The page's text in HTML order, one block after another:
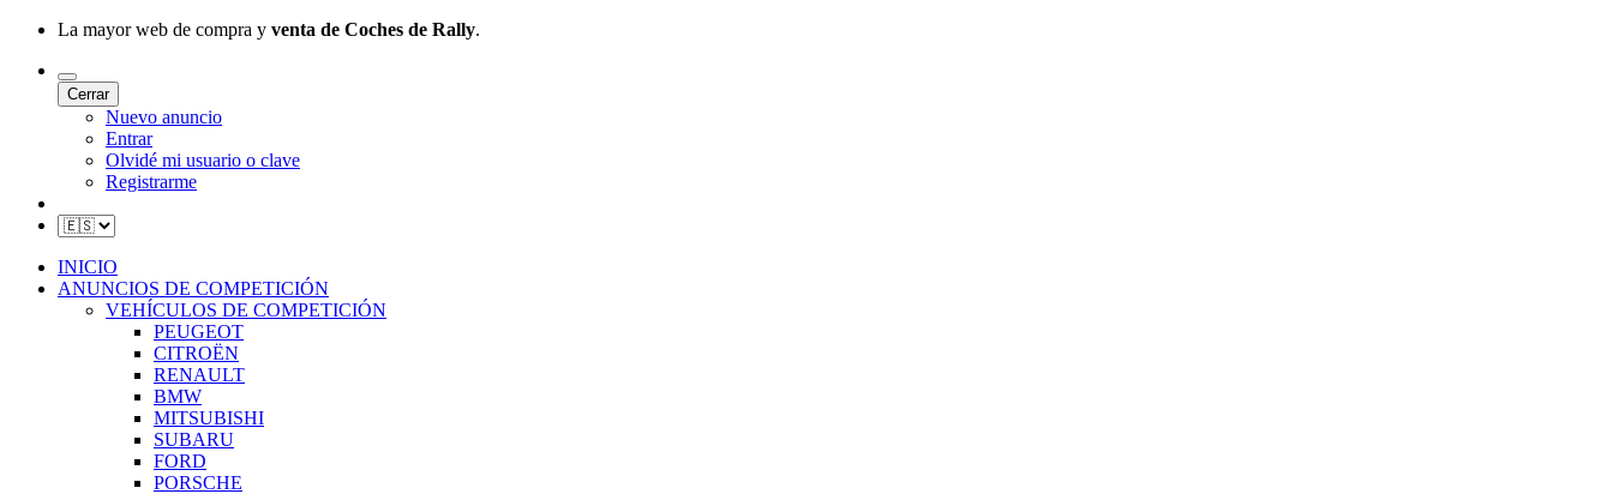
La mayor web de compra y venta de Coches de Rally.
Cerrar
Nuevo anuncio
Entrar
Olvidé mi usuario o clave
Registrarme
INICIO
ANUNCIOS DE COMPETICIÓN
VEHÍCULOS DE COMPETICIÓN
PEUGEOT
CITROËN
RENAULT
BMW
MITSUBISHI
SUBARU
FORD
PORSCHE